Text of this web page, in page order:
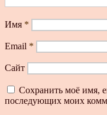
Имя *
Email *
Сайт
Сохранить моё имя,
последующих моих